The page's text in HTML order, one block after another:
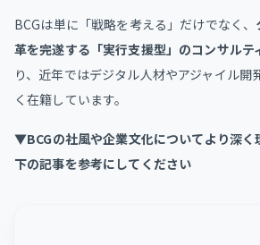
BCGは単に「戦略を考える」だけでなく、
革を完遂する「実行支援型」のコンサルテ
り、近年ではデジタル人材やアジャイル開
く在籍しています。
▼BCGの社風や企業文化についてより深く
下の記事を参考にしてください